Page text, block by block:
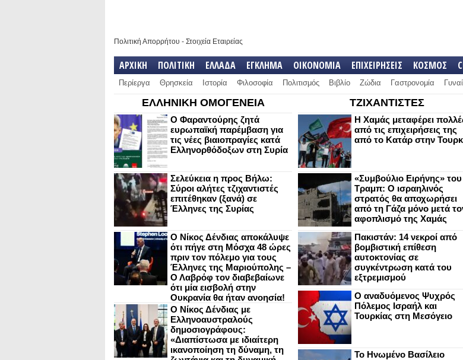
Πολιτική Απορρήτου - Στοιχεία Εταιρείας
ΑΡΧΙΚΗ ΠΟΛΙΤΙΚΗ ΕΛΛΑΔΑ ΕΓΚΛΗΜΑ ΟΙΚΟΝΟΜΙΑ ΕΠΙΧΕΙΡΗΣΕΙΣ ΚΟΣΜΟΣ
Περίεργα Θρησκεία Ιστορία Φιλοσοφία Πολιτισμός Βιβλίο Ζώδια Γαστρονομία
ΕΛΛΗΝΙΚΗ ΟΜΟΓΕΝΕΙΑ
Ο Φαραντούρης ζητά
ευρωπαϊκή παρέμβαση για
τις νέες βιαιοπραγίες κατά
Ελληνορθόδοξων στη Συρία
Σελεύκεια η προς Βήλω:
Σύροι αλήτες τζιχαντιστές
επιτέθηκαν (ξανά) σε
Έλληνες της Συρίας
Ο Νίκος Δένδιας αποκάλυψε
ότι πήγε στη Μόσχα 48 ώρες
πριν τον πόλεμο για τους
Έλληνες της Μαριούπολης –
Ο Λαβρόφ τον διαβεβαίωνε
ότι μία εισβολή στην
Ουκρανία θα ήταν ανοησία!
Ο Νίκος Δένδιας με
Ελληνοαυστραλούς
δημοσιογράφους:
«Διαπίστωσα με ιδιαίτερη
ικανοποίηση τη δύναμη, τη
ΤΖΙΧΑΝΤΙΣΤΕΣ
Η Χαμάς μεταφέρει
από τις επιχειρήσεις της
από το Κατάρ στην
«Συμβούλιο Ειρήνης» του
Τραμπ: Ο ισραηλινός
στρατός θα αποχωρήσει
από τη Γάζα μόνο μετά
αφοπλισμό της Χαμάς
Πακιστάν: 14 νεκροί από
βομβιστική επίθεση
αυτοκτονίας σε
συγκέντρωση κατά του
εξτρεμισμού
Ο αναδυόμενος Ψυχρός
Πόλεμος Ισραήλ και
Τουρκίας στη Μεσόγειο
Το Ηνωμένο Βασίλειο